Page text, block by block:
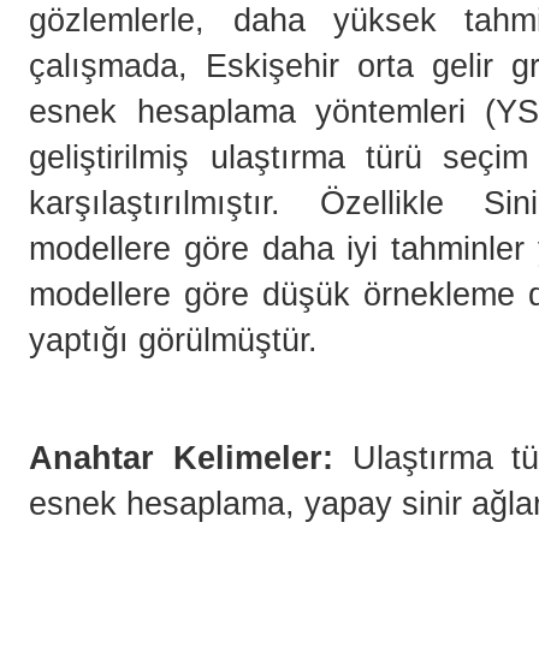
gözlemlerle, daha yüksek
çalışmada, Eskişehir orta gelir
esnek hesaplama yöntemleri
geliştirilmiş ulaştırma türü
karşılaştırılmıştır. Özellikle
modellere göre daha iyi tahminler
modellere göre düşük örnekleme
yaptığı görülmüştür.
Anahtar Kelimeler:
Ulaştırma
esnek hesaplama, yapay sinir